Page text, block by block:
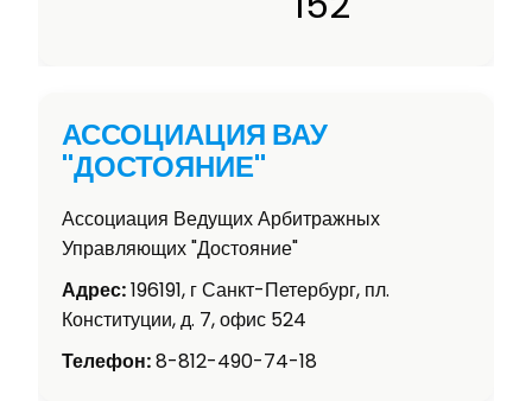
АССОЦИАЦИЯ ВАУ
"ДОСТОЯНИЕ"
Ассоциация Ведущих Арбитражных
Управляющих "Достояние"
Адрес:196191, г Санкт-Петербург, пл.
Конституции, д. 7, офис 524
Телефон:8-812-490-74-18